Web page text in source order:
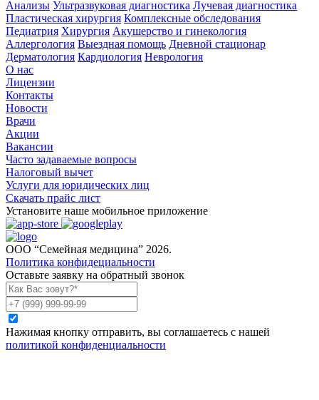
Анализы Ультразвуковая диагностика Лучевая диагностика
Пластическая хирургия Комплексные обследования
Педиатрия Хирургия Акушерство и гинекология
Аллергология Выездная помощь Дневной стационар
Дерматология Кардиология Неврология
О нас
Лицензии
Контакты
Новости
Врачи
Акции
Вакансии
Часто задаваемые вопросы
Налоговый вычет
Услуги для юридических лиц
Скачать прайс лист
Установите наше мобильное приложение
ООО “Семейная медицина” 2026.
Политика конфидециальности
Оставьте заявку на обратный звонок
Нажимая кнопку отправить, вы соглашаетесь с нашей
политикой конфиденциальности